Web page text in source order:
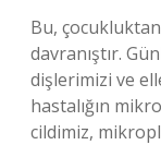
Bu,
davranıştır.
dişlerimizi ve
hastalığın
cildimiz,